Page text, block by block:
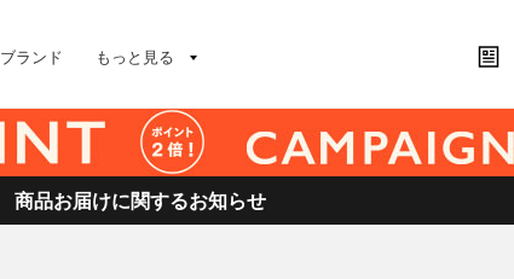
ブランド もっと見る
商品お届けに関するお知らせ